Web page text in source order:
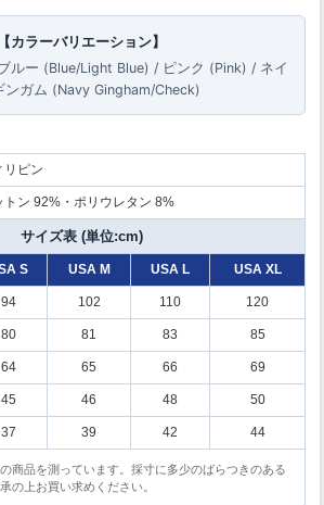
【カラーバリエーション】
ルー (Blue/Light Blue) / ピンク (Pink) / ネイ
ンガム (Navy Gingham/Check)
リピン
トン 92%・ポリウレタン 8%
サイズ表 (単位:cm)
S USA M USA L USA XL
94 102 110 120
80 81 83 85
64 65 66 69
45 46 48 50
37 39 42 44
商品を測っています。採寸に多少のばらつきのある
の上お買い求めください。